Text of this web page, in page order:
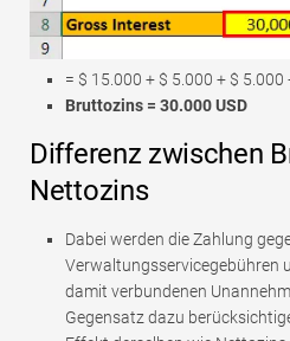
= $ 15.000 + $ 5.000 + $ 5.000
Bruttozins = 30.000 USD
Differenz zwischen
Nettozins
Dabei werden die Zahlung
Verwaltungsservicegebühren
damit verbundenen
Gegensatz dazu